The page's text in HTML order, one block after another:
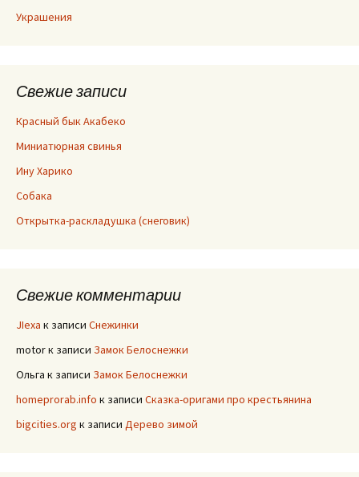
Украшения
Свежие записи
Красный бык Акабеко
Миниатюрная свинья
Ину Харико
Собака
Открытка-раскладушка (снеговик)
Свежие комментарии
JIexa к записи Снежинки
motorк записи Замок Белоснежки
Ольга к записи Замок Белоснежки
homeprorab.info к записи Сказка-оригами про крестьянина
bigcities.org к записи Дерево зимой